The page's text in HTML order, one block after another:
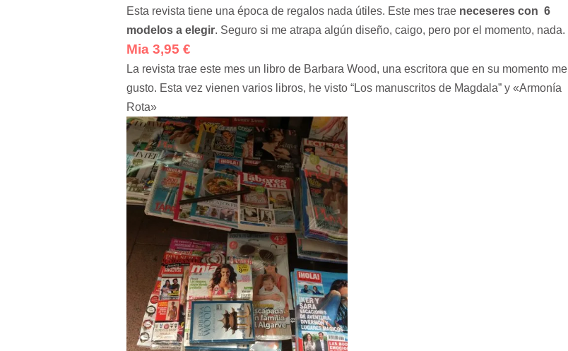
Esta revista tiene una época de regalos nada útiles. Este mes trae neceseres con 6
modelos a elegir. Seguro si me atrapa algún diseño, caigo, pero por el momento, nada.
Mia 3,95 €
La revista trae este mes un libro de Barbara Wood, una escritora que en su momento me
gusto. Esta vez vienen varios libros, he visto “Los manuscritos de Magdala” y «Armonía
Rota»